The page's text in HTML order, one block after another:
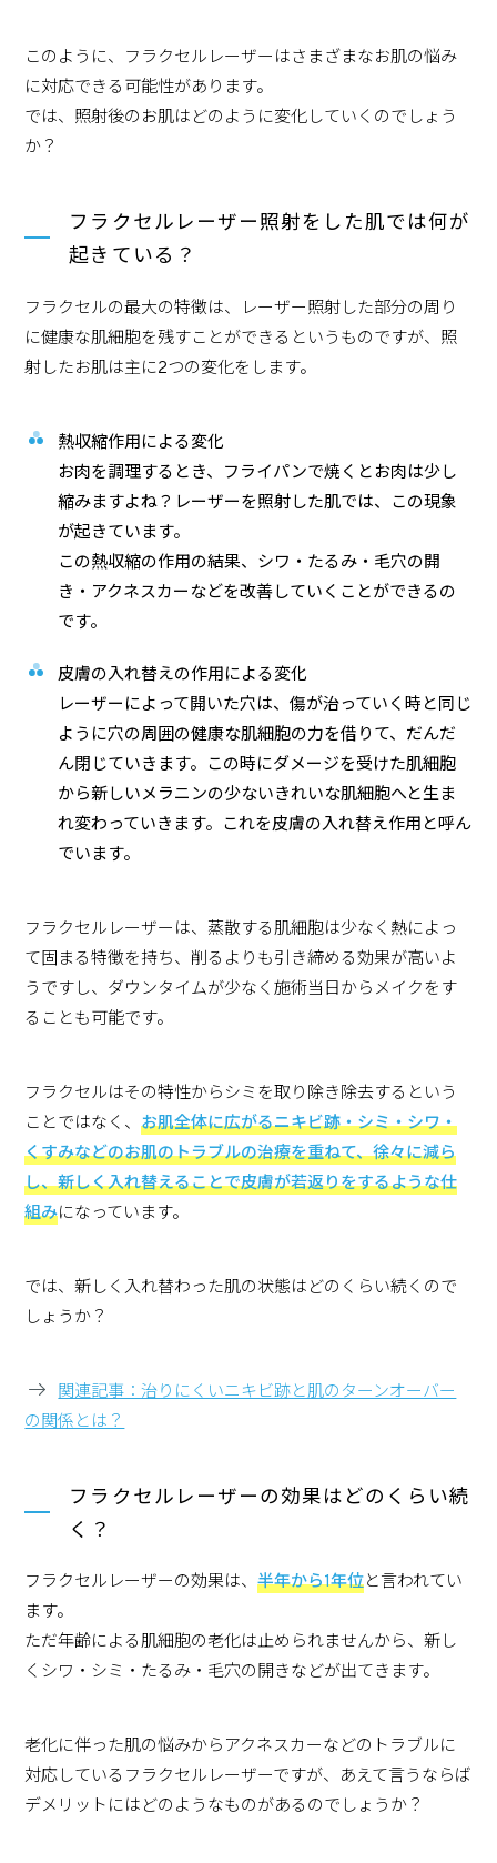
このように、フラクセルレーザーはさまざまなお肌の悩み
に対応できる可能性があります。
では、照射後のお肌はどのように変化していくのでしょう
か？
フラクセルレーザー照射をした肌では何が
起きている？
フラクセルの最大の特徴は、レーザー照射した部分の周り
に健康な肌細胞を残すことができるというものですが、照
射したお肌は主に2つの変化をします。
熱収縮作用による変化
お肉を調理するとき、フライパンで焼くとお肉は少し
縮みますよね？レーザーを照射した肌では、この現象
が起きています。
この熱収縮の作用の結果、シワ・たるみ・毛穴の開
き・アクネスカーなどを改善していくことができるの
です。
皮膚の入れ替えの作用による変化
レーザーによって開いた穴は、傷が治っていく時と同じ
ように穴の周囲の健康な肌細胞の力を借りて、だんだ
ん閉じていきます。この時にダメージを受けた肌細胞
から新しいメラニンの少ないきれいな肌細胞へと生ま
れ変わっていきます。これを皮膚の入れ替え作用と呼ん
でいます。
フラクセルレーザーは、蒸散する肌細胞は少なく熱によっ
て固まる特徴を持ち、削るよりも引き締める効果が高いよ
うですし、ダウンタイムが少なく施術当日からメイクをす
ることも可能です。
フラクセルはその特性からシミを取り除き除去するという
ことではなく、お肌全体に広がるニキビ跡・シミ・シワ・
くすみなどのお肌のトラブルの治療を重ねて、徐々に減ら
し、新しく入れ替えることで皮膚が若返りをするような仕
組みになっています。
では、新しく入れ替わった肌の状態はどのくらい続くので
しょうか？
関連記事：治りにくいニキビ跡と肌のターンオーバー
の関係とは？
フラクセルレーザーの効果はどのくらい続
く？
フラクセルレーザーの効果は、半年から1年位と言われてい
ます。
ただ年齢による肌細胞の老化は止められませんから、新し
くシワ・シミ・たるみ・毛穴の開きなどが出てきます。
老化に伴った肌の悩みからアクネスカーなどのトラブルに
対応しているフラクセルレーザーですが、あえて言うならば
デメリットにはどのようなものがあるのでしょうか？